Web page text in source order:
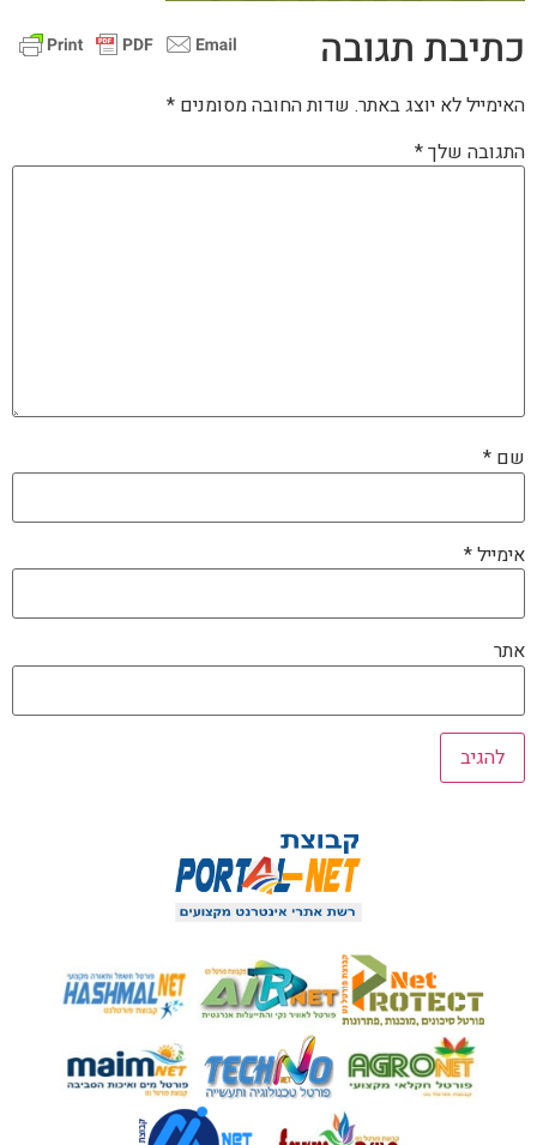
כתיבת תגובה
האימייל לא יוצג באתר. שדות החובה מסומנים *
התגובה שלך*
שם *
אימייל*
אתר